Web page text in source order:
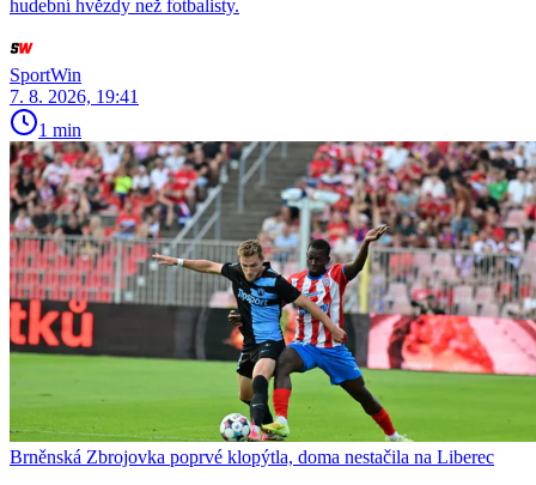
hudební hvězdy než fotbalisty.
SportWin
7. 8. 2026, 19:41
1 min
Brněnská Zbrojovka poprvé klopýtla, doma nestačila na Liberec